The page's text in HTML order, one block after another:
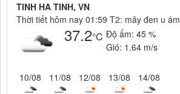
TINH HA TINH, VN
Thời tiết hôm nay 01:59 T2: mây đen u ám
37.2°C Độ ẩm: 45 %
Gió: 1.64 m/s
10/08 11/08 12/08 13/08 14/08